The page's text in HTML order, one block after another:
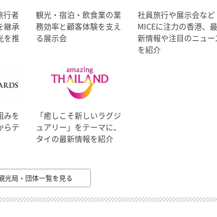
行者
継承
を推
観光・宿泊・飲食業の業
務効率と顧客体験を支え
る展示会
社員旅行や展示会など
MICEに注力の香港、最
新情報や注目のニュー
を紹介
みを
らテ
「癒しこそ新しいラグジ
ュアリー」をテーマに、
タイの最新情報を紹介
光局・団体一覧を見る